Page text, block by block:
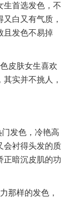
生首选发色，不
白又有气质，
且发色不易掉
皮肤女生喜欢
实并不挑人，
发色，冷艳高
会衬得头发的质
正暗沉皮肌的功
那样的发色，